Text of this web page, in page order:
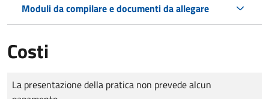
Moduli da compilare e documenti da allegare
Costi
Tipo di pagamento
Importo
La presentazione della pratica non prevede alcun